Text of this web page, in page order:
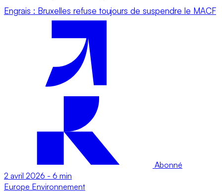
Engrais : Bruxelles refuse toujours de suspendre le MACF
Abonné
2 avril 2026 - 6 min
Europe Environnement